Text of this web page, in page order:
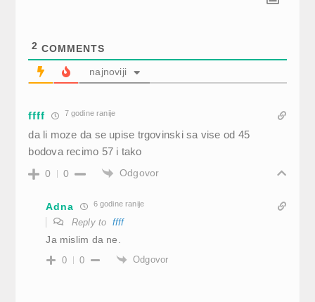
2 COMMENTS
najnoviji
ffff 7 godine ranije
da li moze da se upise trgovinski sa vise od 45
bodova recimo 57 i tako
0 0 Odgovor
Adna 6 godine ranije
Reply to ffff
Ja mislim da ne.
0 0 Odgovor